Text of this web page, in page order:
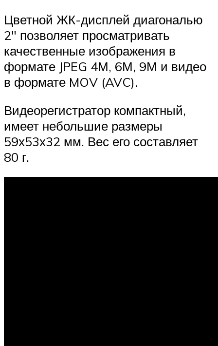
Цветной ЖК-дисплей диагональю
2″ позволяет просматривать
качественные изображения в
формате JPEG 4М, 6М, 9М и видео
в формате MOV (AVC).
Видеорегистратор компактный,
имеет небольшие размеры
59х53х32 мм. Вес его составляет
80 г.